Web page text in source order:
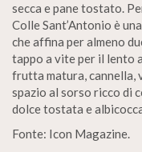
secca e pane tostato.
Colle Sant’Antonio è
che affina per almeno
tappo a vite per il lento
frutta matura, cannella,
spazio al sorso ricco di
dolce tostata e
Fonte: Icon Magazine.